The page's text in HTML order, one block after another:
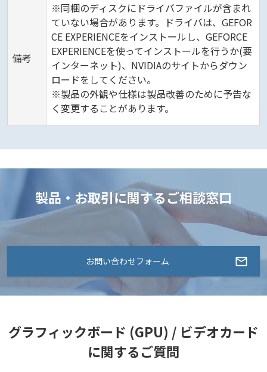
備考
※同梱のディスクにドライバファイルが含まれ
ていない場合があります。ドライバは、GEFOR
CE EXPERIENCEをインストールし、GEFORCE
EXPERIENCEを使ってインストールを行うか(要
インターネット)、NVIDIAのサイトからダウン
ロードをしてください。
※製品の外観や仕様は製品改善のために予告な
く変更することがあります。
製品・お取引に関するご相談窓口
お問い合わせフォーム
グラフィックボード (GPU) / ビデオカード
に関するご質問